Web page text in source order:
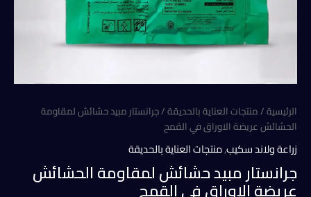
الرئيسية/منتجات العناية بالحديقة/ جرانستار مبيد حشائش لمقاومة
الحشائش عريضة الاوراق في القمح
زراعة ولاند سكيب,منتجات العناية بالحديقة
جرانستار مبيد حشائش لمقاومة الحشائش
عريضة الاوراق في القمح